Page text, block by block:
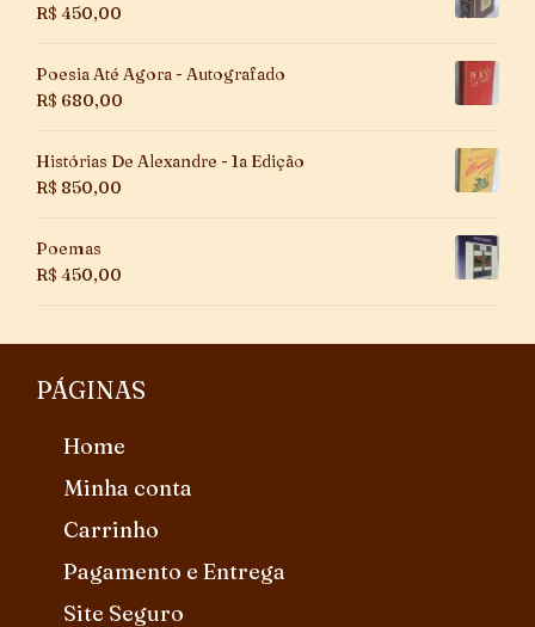
R$ 450,00
Poesia Até Agora - Autografado
R$ 680,00
Histórias De Alexandre - 1a Edição
R$ 850,00
Poemas
R$ 450,00
PÁGINAS
Home
Minha conta
Carrinho
Pagamento e Entrega
Site Seguro